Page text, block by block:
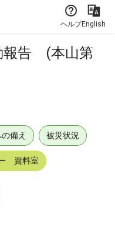
ヘルプEnglish
報告 (本山第
備え 被災状況
資料室